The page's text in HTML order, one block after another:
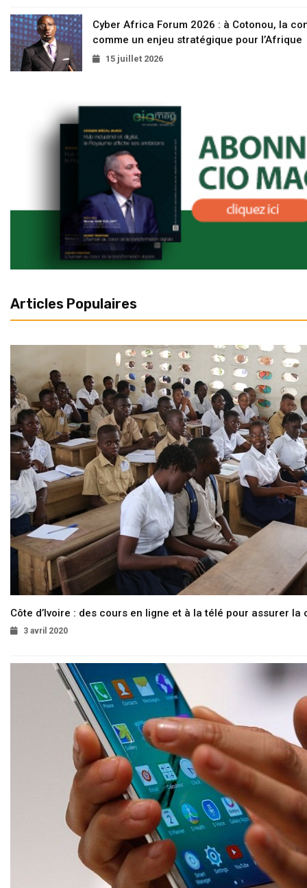
Cyber Africa Forum 2026 : à Cotonou, la
comme un enjeu stratégique pour l’Afrique
15 juillet 2026
Articles Populaires
Côte d’Ivoire : des cours en ligne et à la télé pour assurer la
3 avril 2020